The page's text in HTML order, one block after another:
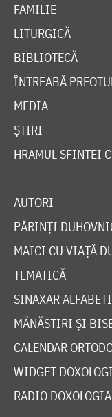
FAMILIE
LITURGICĂ
BIBLIOTECĂ
ÎNTREABĂ
MEDIA
ȘTIRI
HRAMUL SFINTEI
AUTORI
PĂRINȚI
MAICI CU VIAȚĂ
TEMATICĂ
SINAXAR
MĂNĂSTIRI ȘI
CALENDAR
WIDGET
RADIO DOXOLOGIA